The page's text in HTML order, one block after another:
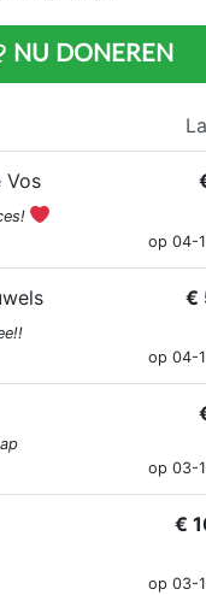
NU DONEREN
Vos
op 04-
€
op 04-
op 03-
€
op 03-